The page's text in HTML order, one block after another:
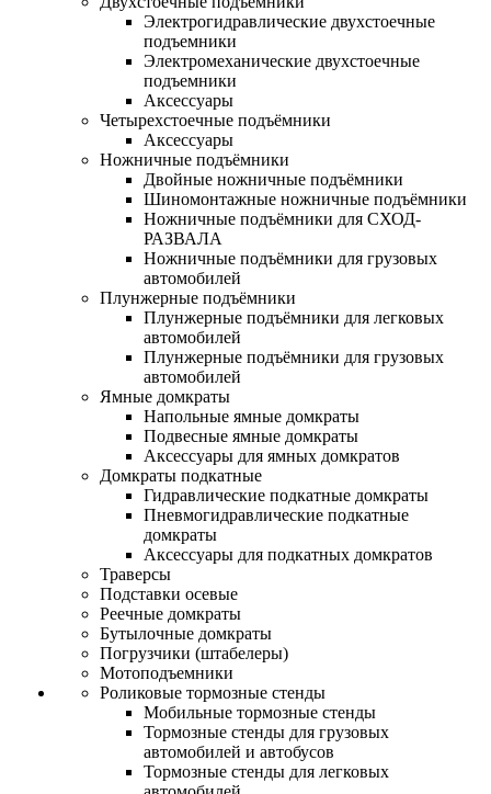
Электрогидравлические двухстоечные
подъемники
Электромеханические двухстоечные
подъемники
Аксессуары
Четырехстоечные подъёмники
Аксессуары
Ножничные подъёмники
Двойные ножничные подъёмники
Шиномонтажные ножничные подъёмники
Ножничные подъёмники для СХОД-
РАЗВАЛА
Ножничные подъёмники для грузовых
автомобилей
Плунжерные подъёмники
Плунжерные подъёмники для легковых
автомобилей
Плунжерные подъёмники для грузовых
автомобилей
Ямные домкраты
Напольные ямные домкраты
Подвесные ямные домкраты
Аксессуары для ямных домкратов
Домкраты подкатные
Гидравлические подкатные домкраты
Пневмогидравлические подкатные
домкраты
Аксессуары для подкатных домкратов
Траверсы
Подставки осевые
Реечные домкраты
Бутылочные домкраты
Погрузчики (штабелеры)
Мотоподъемники
Роликовые тормозные стенды
Мобильные тормозные стенды
Тормозные стенды для грузовых
автомобилей и автобусов
Тормозные стенды для легковых